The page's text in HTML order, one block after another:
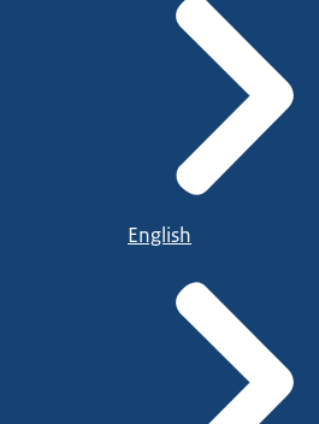
English